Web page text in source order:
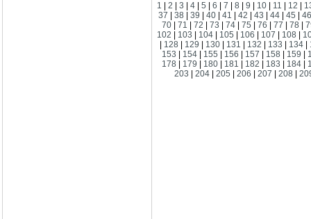
1 2 3 4 5 6 7 8 9 10 11 12
37
|38 |39 |40 |41 |42 |43 |44 |45 |
70
71 72 73 74 75 76 77 78
102
103 104 105 106 107 108
128 129 130 131 132 133 134
153
154 155 156 157 158 159
178
179 180 181 182 183 184
203
|204 |205 |206 |207 |208 |